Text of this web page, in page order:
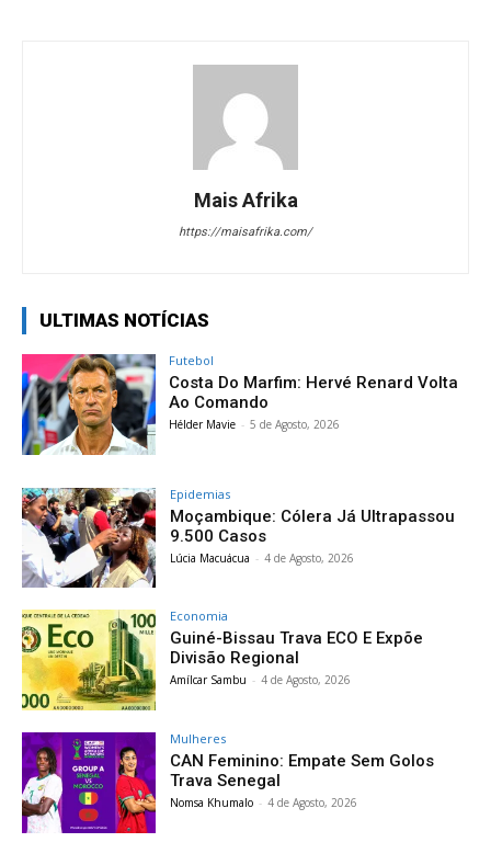
Mais Afrika
https://maisafrika.com/
ULTIMAS NOTÍCIAS
Futebol
Costa Do Marfim: Hervé Renard Volta
Ao Comando
Hélder Mavie - 5 de Agosto, 2026
Epidemias
Moçambique: Cólera Já Ultrapassou
9.500 Casos
Lúcia Macuácua - 4 de Agosto, 2026
Economia
Guiné-Bissau Trava ECO E Expõe
Divisão Regional
Amílcar Sambu - 4 de Agosto, 2026
Mulheres
CAN Feminino: Empate Sem Golos
Trava Senegal
Nomsa Khumalo - 4 de Agosto, 2026